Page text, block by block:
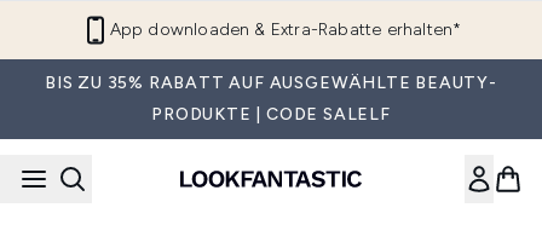
App downloaden & Extra-Rabatte erhalten*
BIS ZU 35% RABATT AUF AUSGEWÄHLTE BEAUTY-
PRODUKTE | CODE SALELF